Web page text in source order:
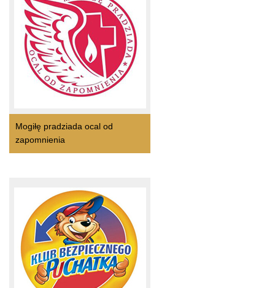
Mogiłę pradziada ocal od
zapomnienia